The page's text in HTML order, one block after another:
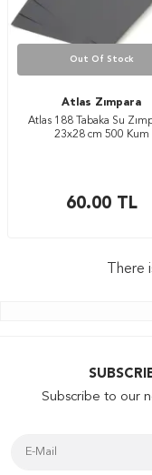
Out Of Stock
Atlas Zımpara
Atlas 188 Tabaka Su
23x28 cm 500 Kum
60.00TL
Subscribe to our